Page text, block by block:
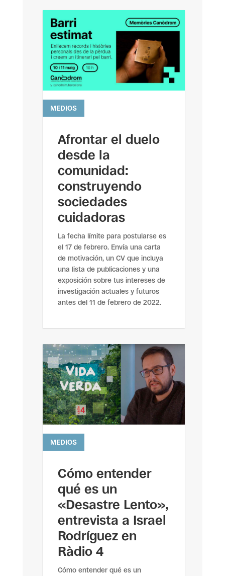
leer más
Afrontar el duelo
desde la
comunidad:
construyendo
sociedades
cuidadoras
MEDIOS
La fecha límite para postularse es
el 17 de febrero. Envía una carta
de motivación, un CV que incluya
una lista de publicaciones y una
exposición sobre tus intereses de
investigación actuales y futuros
antes del 11 de febrero de 2022.
leer más
Cómo entender
qué es un
«Desastre Lento»,
entrevista a Israel
Rodríguez en
Ràdio 4
MEDIOS
Cómo entender qué es un